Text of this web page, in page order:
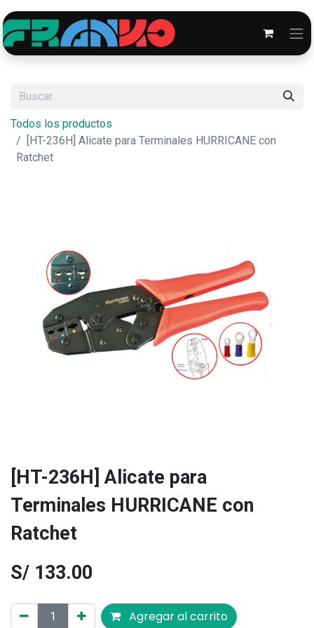
Todos los productos
[HT-236H] Alicate para Terminales HURRICANE con
Ratchet
[HT-236H] Alicate para
Terminales HURRICANE con
Ratchet
S/ 133.00
Agregar al carrito